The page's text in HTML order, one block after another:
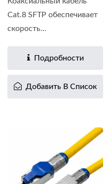
Cat.8 SFTP обеспечивает
скорость...
Подробности
Добавить В Список